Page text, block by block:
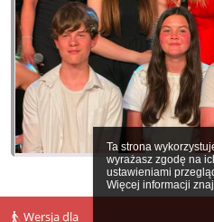
Ta strona
wyrażasz zgodę na
ustawieniami
Więcej informacji
Wersja dla